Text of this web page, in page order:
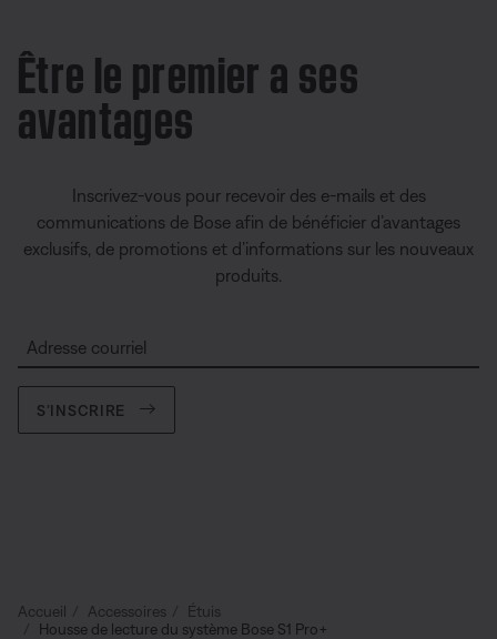
Être le premier a ses
avantages
Inscrivez-vous pour recevoir des e-mails et des
communications de Bose afin de bénéficier d’avantages
exclusifs, de promotions et d’informations sur les nouveaux
produits.
Adresse courriel
S’INSCRIRE
Accueil Accessoires
Étuis
Housse de lecture du système Bose S1 Pro+